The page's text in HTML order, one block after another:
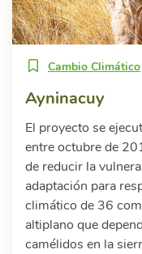
Cambio Climático
Ayninacuy
El proyecto se
entre octubre de
de reducir la
adaptación para
climático de 36
altiplano que
camélidos en la